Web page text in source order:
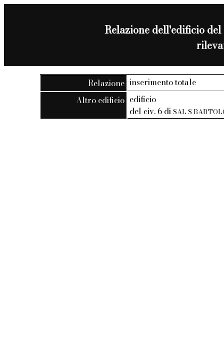
Relazione dell'edificio
Relazione inserimento totale
Altro edificio edificio
del civ. 6 diSAL S